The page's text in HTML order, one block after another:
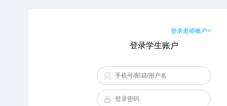
登录老师账户>
登录学生账户